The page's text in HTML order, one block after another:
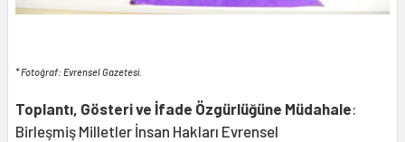
* Fotoğraf: Evrensel Gazetesi.
Toplantı, Gösteri ve İfade Özgürlüğüne Müdahale:
Birleşmiş Milletler İnsan Hakları Evrensel